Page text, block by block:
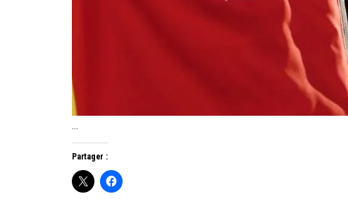
…
Partager :